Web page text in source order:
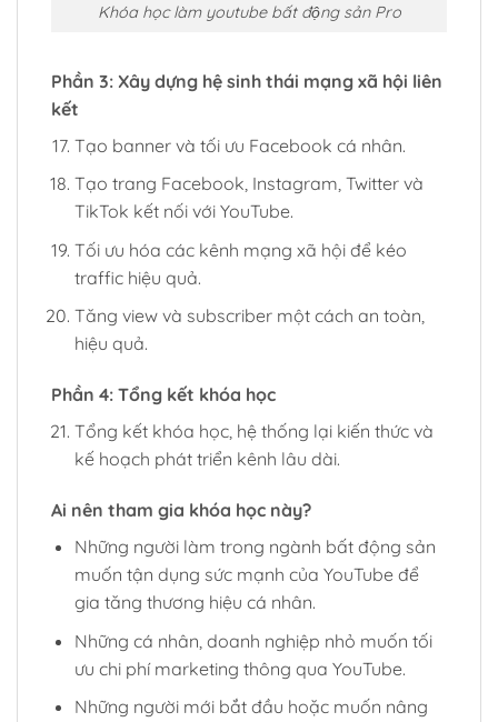
Khóa học làm youtube bất động sản Pro
Phần 3: Xây dựng hệ sinh thái mạng xã hội liên
kết
Tạo banner và tối ưu Facebook cá nhân.
Tạo trang Facebook, Instagram, Twitter và
TikTok kết nối với YouTube.
Tối ưu hóa các kênh mạng xã hội để kéo
traffic hiệu quả.
Tăng view và subscriber một cách an toàn,
hiệu quả.
Phần 4: Tổng kết khóa học
Tổng kết khóa học, hệ thống lại kiến thức và
kế hoạch phát triển kênh lâu dài.
Ai nên tham gia khóa học này?
Những người làm trong ngành bất động sản
muốn tận dụng sức mạnh của YouTube để
gia tăng thương hiệu cá nhân.
Những cá nhân, doanh nghiệp nhỏ muốn tối
ưu chi phí marketing thông qua YouTube.
Những người mới bắt đầu hoặc muốn nâng